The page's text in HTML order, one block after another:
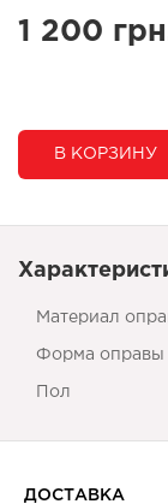
1 200
В КОРЗИНУ
Материал
Форма оправы
Пол
ДОСТАВКА